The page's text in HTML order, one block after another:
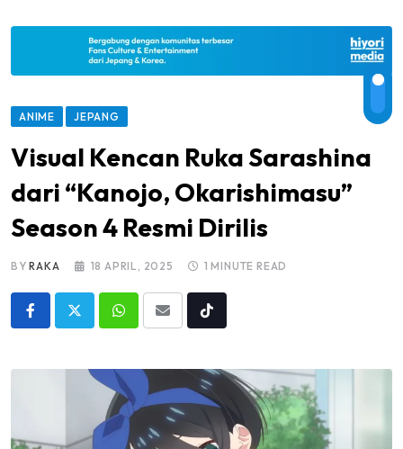
ANIME JEPANG
Visual Kencan Ruka Sarashina
dari “Kanojo, Okarishimasu”
Season 4 Resmi Dirilis
BYRAKA 18 APRIL, 2025 1 MINUTE READ
Whatsapp
Share
Email
Tiktok